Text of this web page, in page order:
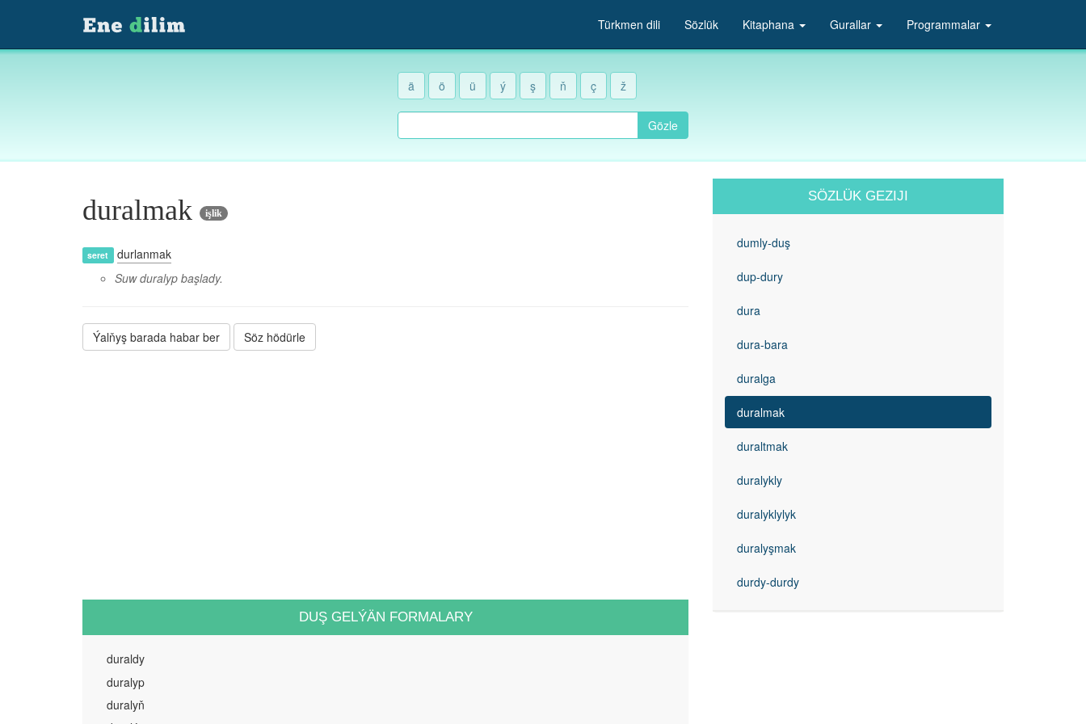
Türkmen dili Sözlük Kitaphana Gurallar Programmalar
ä ö ü ý ş ň ç ž
Gözle
duralmak işlik
seret
durlanmak
Suw duralyp başlady.
Ýalňyş barada habar ber Söz hödürle
DUŞ GELÝÄN FORMALARY
duraldy
duralyp
duralyň
SÖZLÜK GEZIJI
dumly-duş
dup-dury
dura
dura-bara
duralga
duralmak
duraltmak
duralykly
duralyklylyk
duralyşmak
durdy-durdy